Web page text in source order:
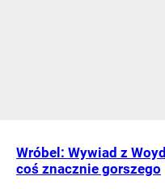
Wróbel: Wywiad z
coś znacznie gorszego